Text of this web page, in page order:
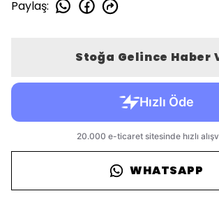
Paylaş:
Stoğa Gelince Haber
WHATSAPP